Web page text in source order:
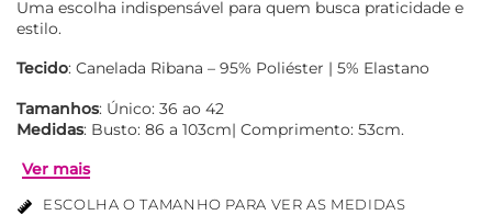
Uma escolha indispensável para quem busca praticidade e
estilo.
Tecido: Canelada Ribana – 95% Poliéster | 5% Elastano
Tamanhos: Único: 36 ao 42
Medidas: Busto: 86 a 103cm| Comprimento: 53cm.
ESCOLHA O TAMANHO PARA VER AS MEDIDAS